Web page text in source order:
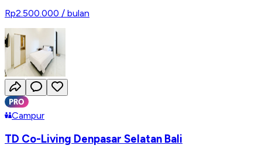
Rp2.500.000 / bulan
Campur
TD Co-Living Denpasar Selatan Bali